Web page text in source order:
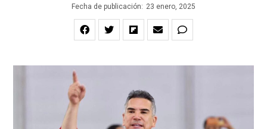
Fecha de publicación: 23 enero, 2025